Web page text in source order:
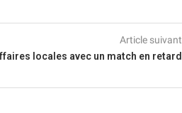
Article suivant
locales avec un match en retard